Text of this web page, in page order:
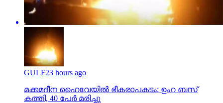
GULF23 hours ago
മക്കമദീന ഹൈവേയില്‍ ഭീകരാപകടം: ഉംറ ബസ്
കത്തി, 40 പേര്‍ മരിച്ചു